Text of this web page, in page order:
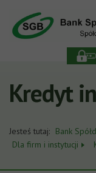
Kredyt
Jesteś tutaj: Bank
Dla firm i instytucji